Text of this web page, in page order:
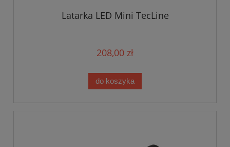
Latarka LED Mini TecLine
208,00 zł
do koszyka